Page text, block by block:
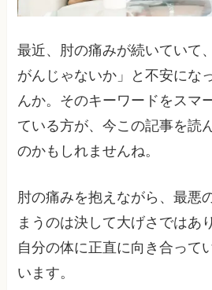
最近、肘の痛みが続いていて
がんじゃないか」と不安にな
んか。そのキーワードをスマ
ている方が、今この記事を読
のかもしれませんね。
肘の痛みを抱えながら、最悪
まうのは決して大げさではあ
自分の体に正直に向き合って
います。